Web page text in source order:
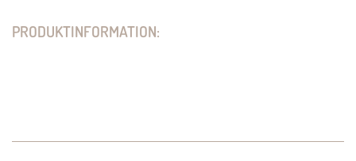
PRODUKTINFORMATION: